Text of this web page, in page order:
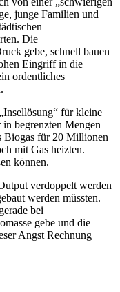
junge Familien und
Die
gebe, schnell bauen
Eingriff in die
ordentliches
für kleine
begrenzten Mengen
Biogas für 20 Millionen
mit Gas heizten.
können.
verdoppelt werden
werden müssten.
bei
gebe und die
Angst Rechnung